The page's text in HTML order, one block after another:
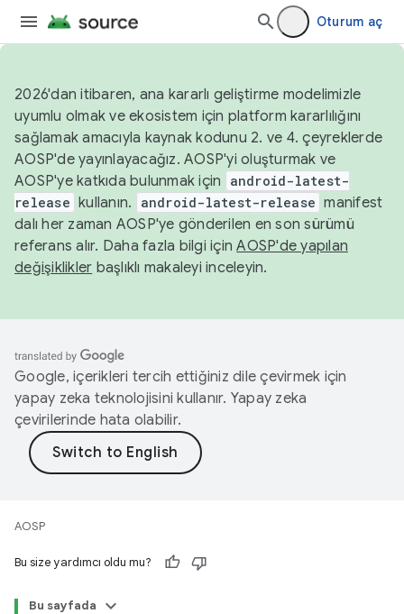
Oturum aç
2026'dan itibaren, ana kararlı geliştirme modelimizle
uyumlu olmak ve ekosistem için platform kararlılığını
sağlamak amacıyla kaynak kodunu 2. ve 4. çeyreklerde
AOSP'de yayınlayacağız. AOSP'yi oluşturmak ve
AOSP'ye katkıda bulunmak için
android-latest-
release kullanın. android-latest-release manifest
dalı her zaman AOSP'ye gönderilen en son sürümü
referans alır. Daha fazla bilgi içinAOSP'de yapılan
değişiklikler başlıklı makaleyi inceleyin.
Google, içerikleri tercih ettiğiniz dile çevirmek için
yapay zeka teknolojisini kullanır. Yapay zeka
çevirilerinde hata olabilir.
AOSP
Bu size yardımcı oldu mu?
Bu sayfada